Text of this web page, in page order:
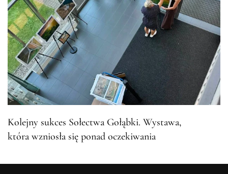
Kolejny sukces Sołectwa Gołąbki. Wystawa,
która wzniosła się ponad oczekiwania